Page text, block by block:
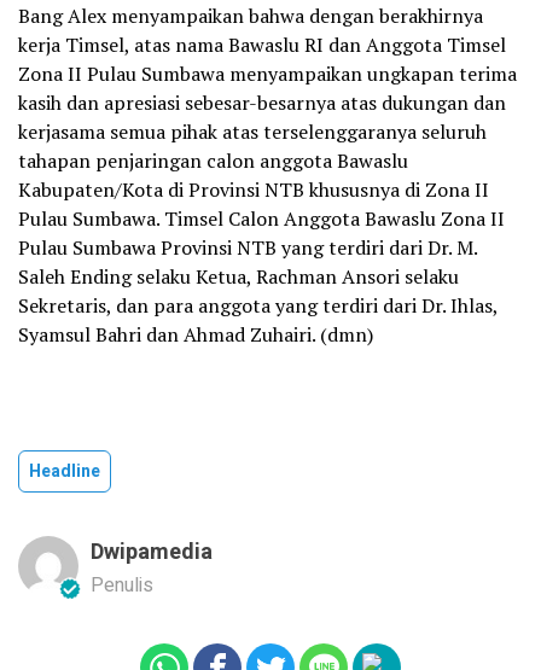
Bang Alex menyampaikan bahwa dengan berakhirnya
kerja Timsel, atas nama Bawaslu RI dan Anggota Timsel
Zona II Pulau Sumbawa menyampaikan ungkapan terima
kasih dan apresiasi sebesar-besarnya atas dukungan dan
kerjasama semua pihak atas terselenggaranya seluruh
tahapan penjaringan calon anggota Bawaslu
Kabupaten/Kota di Provinsi NTB khususnya di Zona II
Pulau Sumbawa. Timsel Calon Anggota Bawaslu Zona II
Pulau Sumbawa Provinsi NTB yang terdiri dari Dr. M.
Saleh Ending selaku Ketua, Rachman Ansori selaku
Sekretaris, dan para anggota yang terdiri dari Dr. Ihlas,
Syamsul Bahri dan Ahmad Zuhairi. (dmn)
Headline
Dwipamedia
Penulis